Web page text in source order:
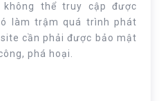
không thể truy cập được
làm trậm quá trình phát
cần phải được bảo mật
phá hoại.